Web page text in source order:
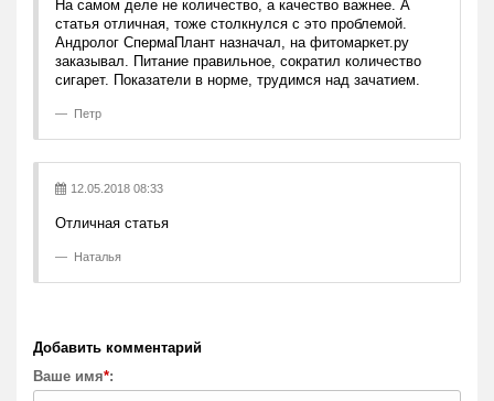
На самом деле не количество, а качество важнее. А
статья отличная, тоже столкнулся с это проблемой.
Андролог СпермаПлант назначал, на фитомаркет.ру
заказывал. Питание правильное, сократил количество
Ваше имя*: